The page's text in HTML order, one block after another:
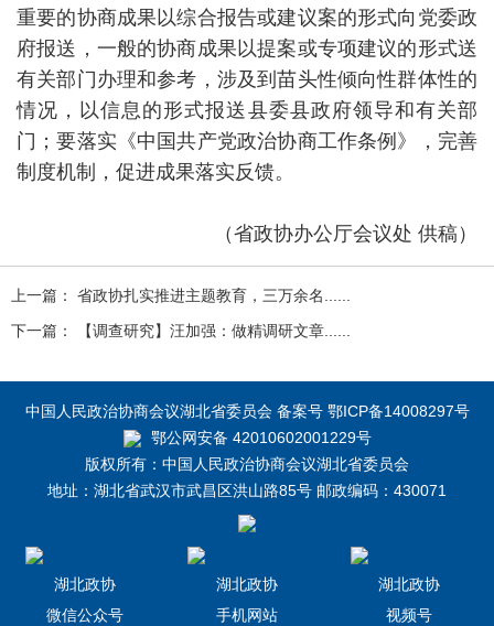
重要的协商成果以综合报告或建议案的形式向党委政
府报送，一般的协商成果以提案或专项建议的形式送
有关部门办理和参考，涉及到苗头性倾向性群体性的
情况，以信息的形式报送县委县政府领导和有关部
门；要落实《中国共产党政治协商工作条例》，完善
制度机制，促进成果落实反馈。
（省政协办公厅会议处 供稿）
上一篇： 省政协扎实推进主题教育，三万余名......
下一篇： 【调查研究】汪加强：做精调研文章......
中国人民政治协商会议湖北省委员会 备案号 鄂ICP备14008297号
鄂公网安备 42010602001229号
版权所有：中国人民政治协商会议湖北省委员会
地址：湖北省武汉市武昌区洪山路85号 邮政编码：430071
湖北政协
微信公众号
湖北政协
手机网站
湖北政协
视频号